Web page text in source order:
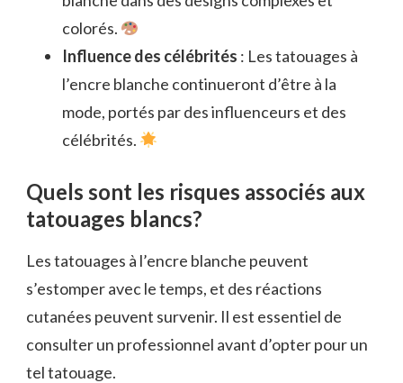
colorés.
Influence des célébrités : Les tatouages à
l’encre blanche continueront d’être à la
mode, portés par des influenceurs et des
célébrités.
Quels sont les risques associés aux
tatouages blancs?
Les tatouages à l’encre blanche peuvent
s’estomper avec le temps, et des réactions
cutanées peuvent survenir. Il est essentiel de
consulter un professionnel avant d’opter pour un
tel tatouage.